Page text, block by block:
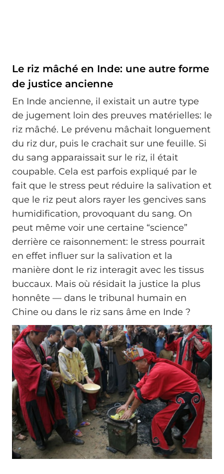
Le riz mâché en Inde: une autre forme
de justice ancienne
En Inde ancienne, il existait un autre type
de jugement loin des preuves matérielles: le
riz mâché. Le prévenu mâchait longuement
du riz dur, puis le crachait sur une feuille. Si
du sang apparaissait sur le riz, il était
coupable. Cela est parfois expliqué par le
fait que le stress peut réduire la salivation et
que le riz peut alors rayer les gencives sans
humidification, provoquant du sang. On
peut même voir une certaine “science”
derrière ce raisonnement: le stress pourrait
en effet influer sur la salivation et la
manière dont le riz interagit avec les tissus
buccaux. Mais où résidait la justice la plus
honnête — dans le tribunal humain en
Chine ou dans le riz sans âme en Inde ?